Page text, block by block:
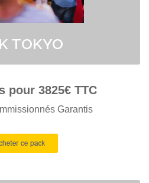
TOKYO
pour 3825€ TTC
Garantis